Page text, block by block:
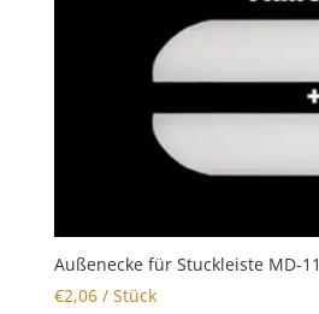
Außenecke für Stuckleiste MD-11
€2,06/ Stück